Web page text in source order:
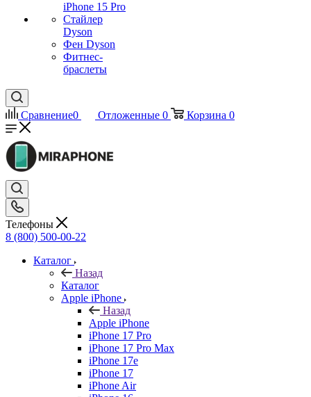
iPhone 15 Pro
Стайлер
Dyson
Фен Dyson
Фитнес-
браслеты
Сравнение0 Отложенные 0 Корзина 0
Телефоны
8 (800) 500-00-22
Каталог
Назад
Каталог
Apple iPhone
Назад
Apple iPhone
iPhone 17 Pro
iPhone 17 Pro Max
iPhone 17e
iPhone 17
iPhone Air